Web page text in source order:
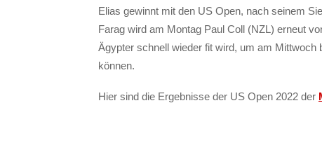
Elias gewinnt mit den US Open, nach seinem
Farag wird am Montag Paul Coll (NZL) erneut
Ägypter schnell wieder fit wird, um am
können.
Hier sind die Ergebnisse der US Open 2022 der